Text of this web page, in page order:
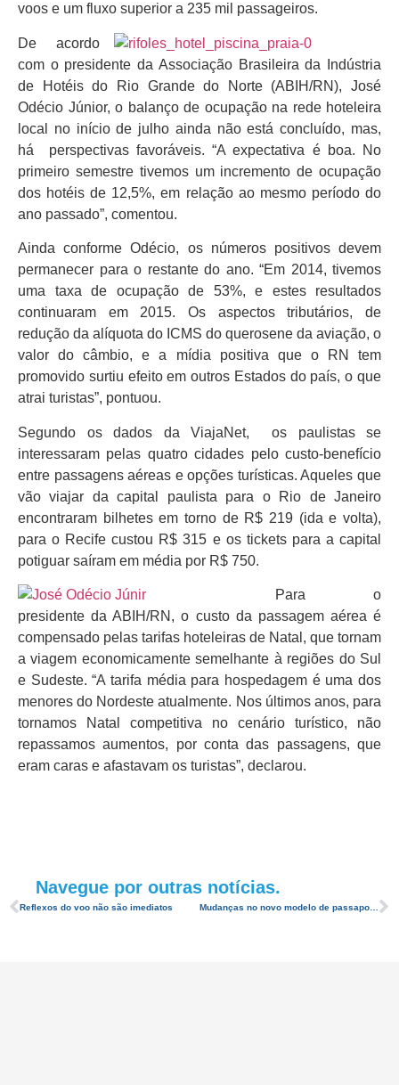
voos e um fluxo superior a 235 mil passageiros.
De acordo
com o presidente da Associação Brasileira da Indústria
de Hotéis do Rio Grande do Norte (ABIH/RN), José
Odécio Júnior, o balanço de ocupação na rede hoteleira
local no início de julho ainda não está concluído, mas,
há perspectivas favoráveis. “A expectativa é boa. No
primeiro semestre tivemos um incremento de ocupação
dos hotéis de 12,5%, em relação ao mesmo período do
ano passado”, comentou.
Ainda conforme Odécio, os números positivos devem
permanecer para o restante do ano. “Em 2014, tivemos
uma taxa de ocupação de 53%, e estes resultados
continuaram em 2015. Os aspectos tributários, de
redução da alíquota do ICMS do querosene da aviação, o
valor do câmbio, e a mídia positiva que o RN tem
promovido surtiu efeito em outros Estados do país, o que
atrai turistas”, pontuou.
Segundo os dados da ViajaNet, os paulistas se
interessaram pelas quatro cidades pelo custo-benefício
entre passagens aéreas e opções turísticas. Aqueles que
vão viajar da capital paulista para o Rio de Janeiro
encontraram bilhetes em torno de R$ 219 (ida e volta),
para o Recife custou R$ 315 e os tickets para a capital
potiguar saíram em média por R$ 750.
Para o
presidente da ABIH/RN, o custo da passagem aérea é
compensado pelas tarifas hoteleiras de Natal, que tornam
a viagem economicamente semelhante à regiões do Sul
e Sudeste. “A tarifa média para hospedagem é uma dos
menores do Nordeste atualmente. Nos últimos anos, para
tornamos Natal competitiva no cenário turístico, não
repassamos aumentos, por conta das passagens, que
eram caras e afastavam os turistas”, declarou.
Navegue por outras notícias.
Reflexos do voo não são imediatos Mudanças no novo modelo de passaporte